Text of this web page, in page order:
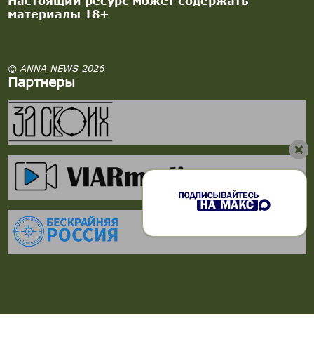
материалы 18+
© ANNA NEWS 2026
Партнеры